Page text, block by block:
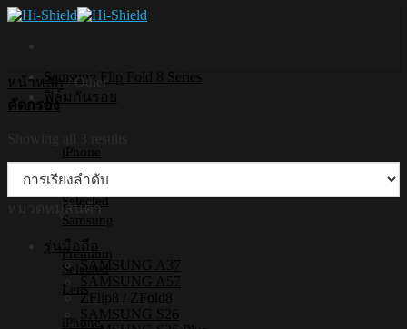
Skip
Samsung Flip Fold 8 Series
ฟิล์มกันรอย
iPhone
Premium
Selected
Samsung
Premium
Selected
Lens
iPhone
หน้าหลัก /Other
คัดกรอง
หมวดหมู่สินค้า
รุ่นมือถือ
SAMSUNG A37
SAMSUNG A57
ZFlip8 / ZFold8
SAMSUNG S26